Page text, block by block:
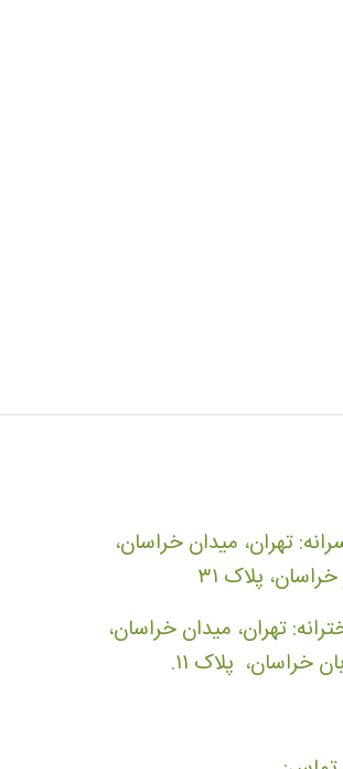
تهران، میدان خراسان،
پلاک ۳۱
تهران، میدان خراسان،
خراسان، پلاک ۱۱.